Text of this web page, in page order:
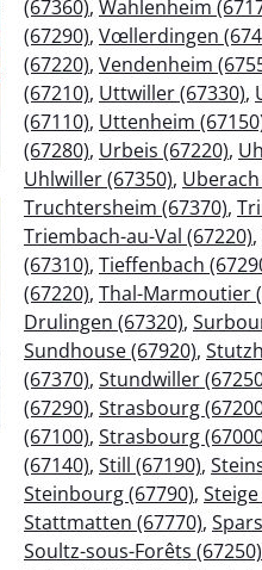
(67360), Wahlenheim
(67290), Vœllerdingen
(67220), Vendenheim
(67210), Uttwiller (67330),
(67110), Uttenheim
(67280), Urbeis (67220),
Uhlwiller (67350),
Truchtersheim (67370),
Triembach-au-Val (67220),
(67310), Tieffenbach
(67220), Thal-Marmoutier
Drulingen (67320),
Sundhouse (67920),
(67370), Stundwiller
(67290), Strasbourg
(67100), Strasbourg
(67140), Still (67190),
Steinbourg (67790),
Stattmatten (67770),
Soultz-sous-Forêts (67250)